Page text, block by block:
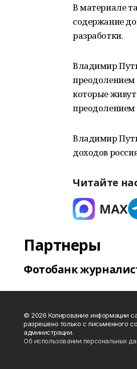
В материале
содержание
разработки.
Владимир
преодолением
которые
преодолением
Владимир
доходов
Читайте
Партнеры
Фотобанк
© 2026 Копирование информации
разрешено только с письменного
администрации.
Об использовании персональных